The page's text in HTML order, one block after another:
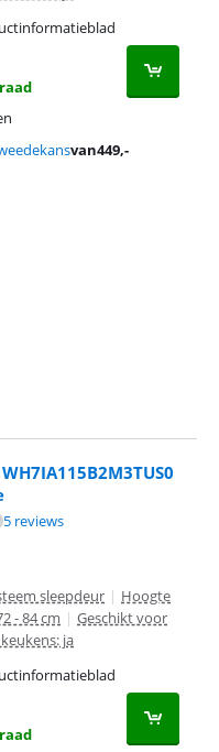
van449,-
5 reviews.
5 reviews
sleepdeur | Hoogte
- 84 cm | Geschikt voor
ja